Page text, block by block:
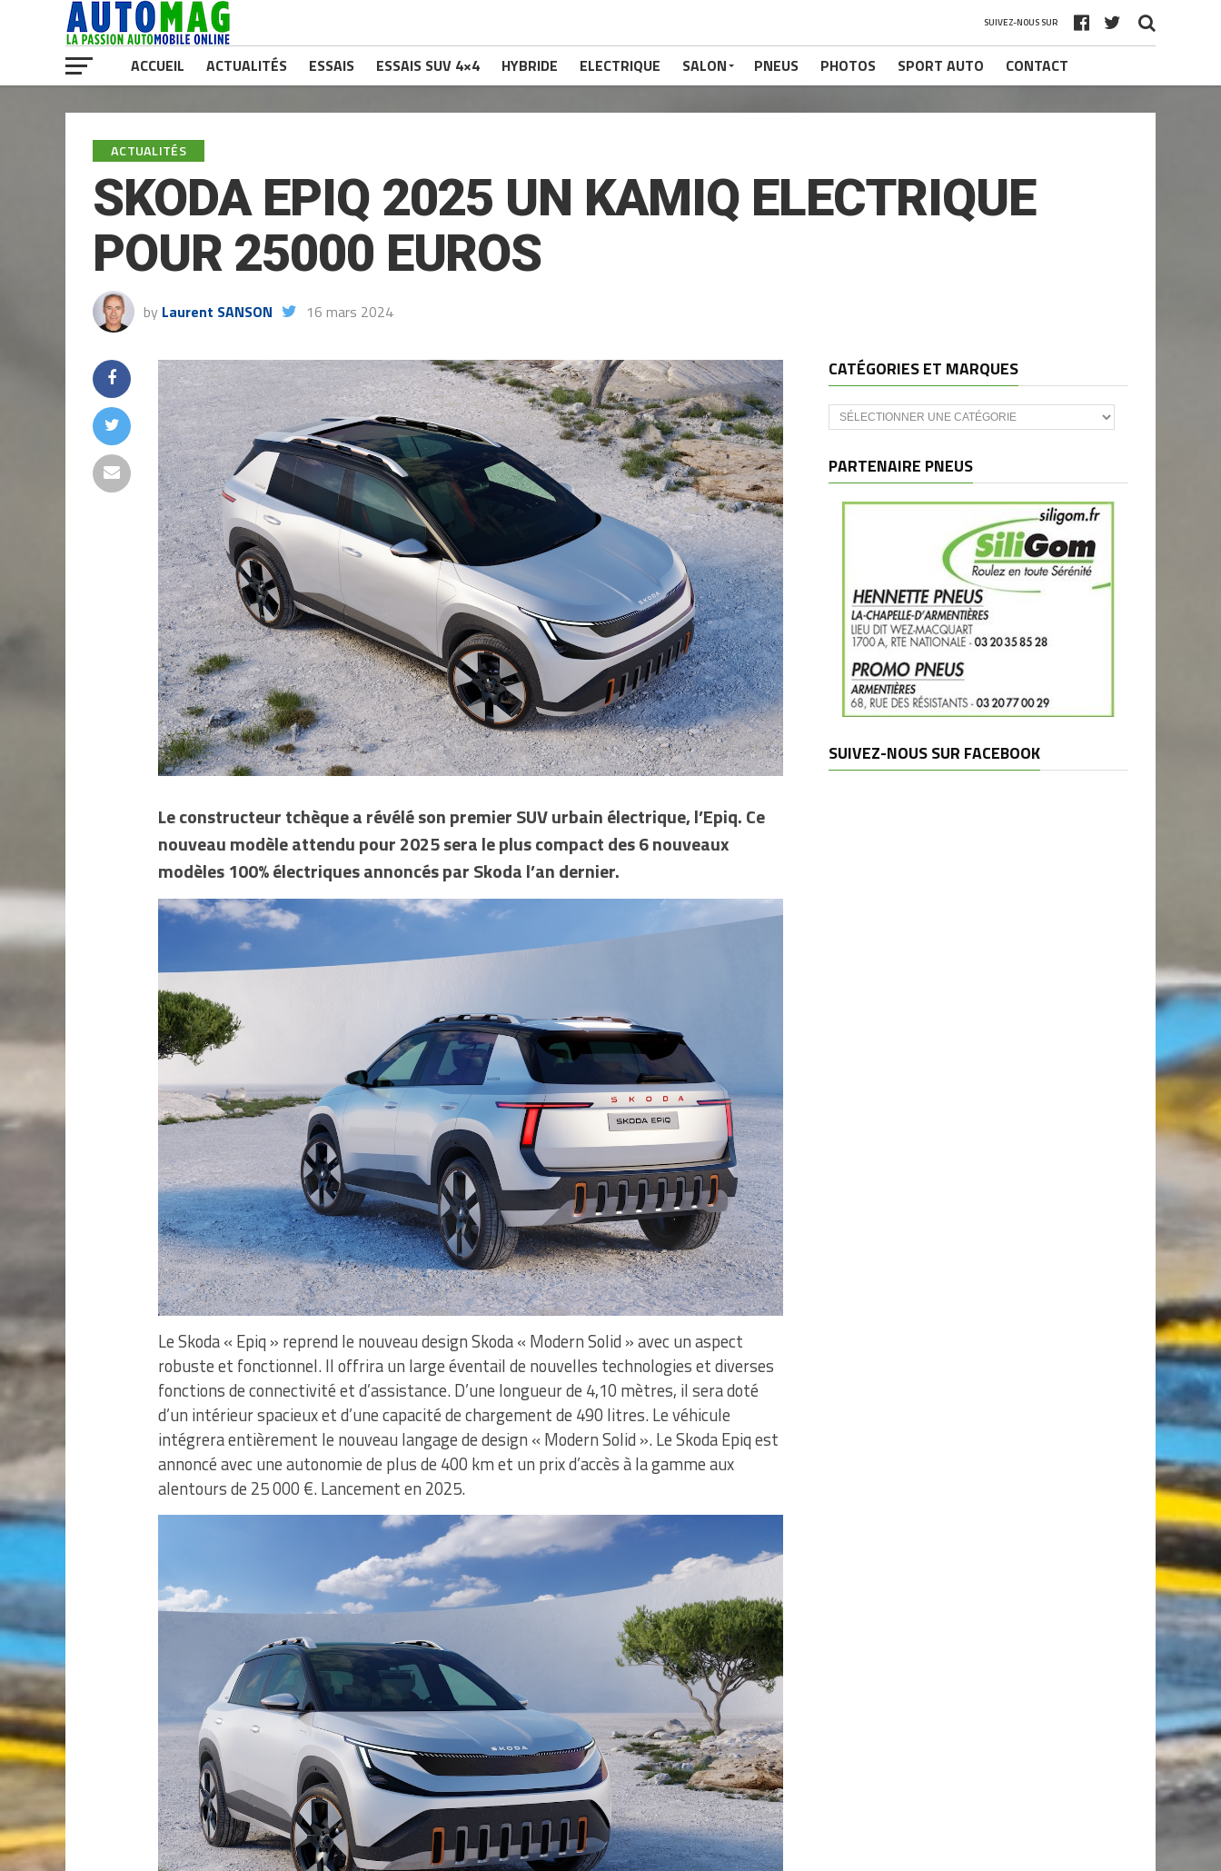
SUIVEZ-NOUS SUR
ACCUEIL ACTUALITÉS ESSAIS ESSAIS SUV 4×4 HYBRIDE ELECTRIQUE SALON PNEUS PHOTOS SPORT AUTO CONTACT
ACTUALITÉS
SKODA EPIQ 2025 UN KAMIQ ELECTRIQUE
POUR 25000 EUROS
by Laurent SANSON 16 mars 2024
Le constructeur tchèque a révélé son premier SUV urbain électrique, l’Epiq. Ce
nouveau modèle attendu pour 2025 sera le plus compact des 6 nouveaux
modèles 100% électriques annoncés par Skoda l’an dernier.
Le Skoda « Epiq » reprend le nouveau design Skoda « Modern Solid » avec un aspect
robuste et fonctionnel. Il offrira un large éventail de nouvelles technologies et diverses
fonctions de connectivité et d’assistance. D’une longueur de 4,10 mètres, il sera doté
d’un intérieur spacieux et d’une capacité de chargement de 490 litres. Le véhicule
intégrera entièrement le nouveau langage de design « Modern Solid ». Le Skoda Epiq est
annoncé avec une autonomie de plus de 400 km et un prix d’accès à la gamme aux
alentours de 25 000 €. Lancement en 2025.
CATÉGORIES ET MARQUES
Catégories
et
PARTENAIRE PNEUS
SUIVEZ-NOUS SUR FACEBOOK